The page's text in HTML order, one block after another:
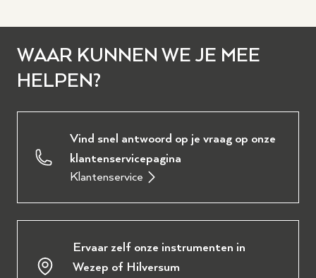
WAAR KUNNEN WE JE MEE
HELPEN?
Vind snel antwoord op je vraag op onze
klantenservicepagina
Klantenservice
Ervaar zelf onze instrumenten in
Wezep of Hilversum